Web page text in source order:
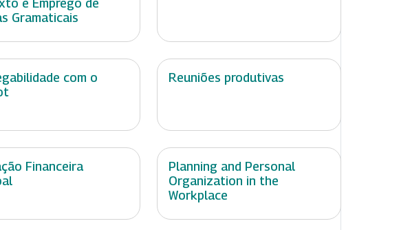
e Emprego de
Gramaticais
com o
Reuniões produtivas
Financeira
Planning and Personal
Organization in the
Workplace